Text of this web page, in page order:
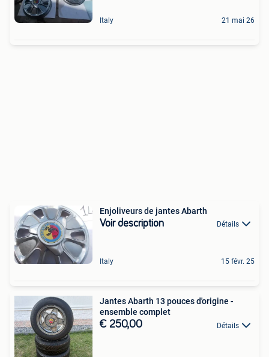
Italy 21 mai 26
Enjoliveurs de jantes Abarth
Voir description Détails
Italy 15 févr. 25
Jantes Abarth 13 pouces d'origine -
ensemble complet
€ 250,00 Détails